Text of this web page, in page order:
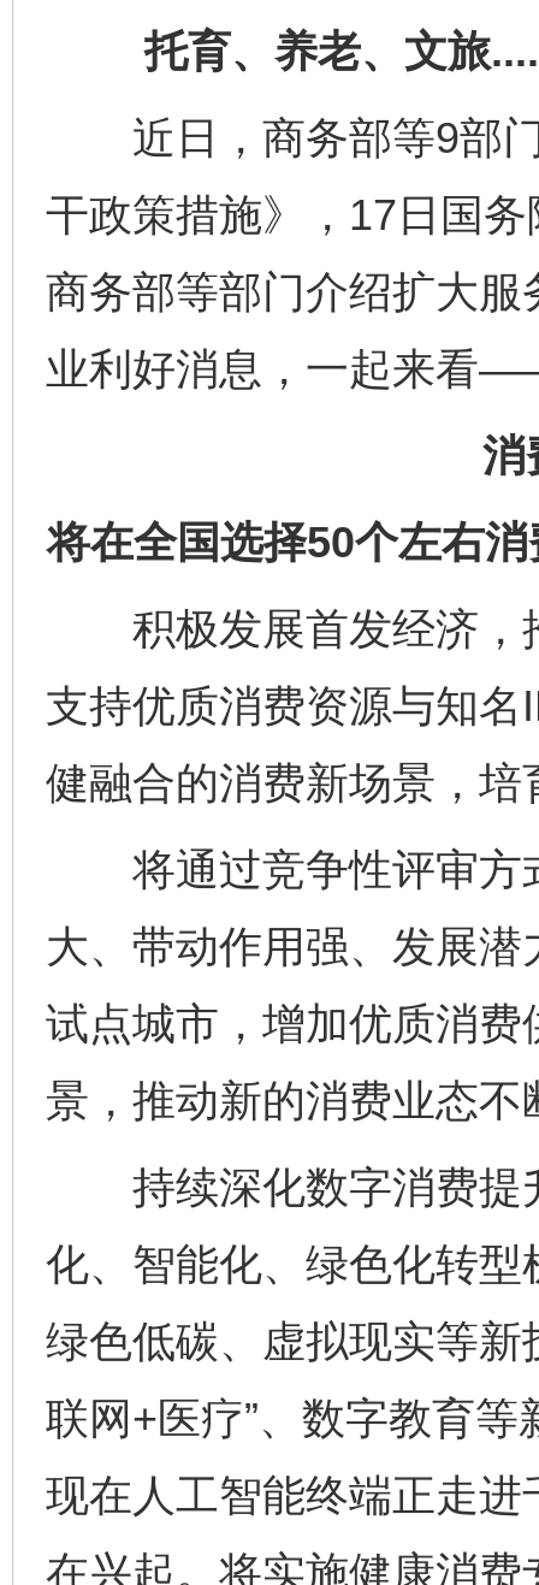
托育、养老、文旅
近日，商务部等9部门
干政策措施》，17日国
商务部等部门介绍扩大
业利好消息，一起来看
消
将在全国选择50个左右
积极发展首发经济，
支持优质消费资源与知
健融合的消费新场景，
将通过竞争性评审方
大、带动作用强、发展
试点城市，增加优质消
景，推动新的消费业态
持续深化数字消费提
化、智能化、绿色化转
绿色低碳、虚拟现实等新
联网+医疗”、数字教育
现在人工智能终端正走进
在兴起。将实施健康消